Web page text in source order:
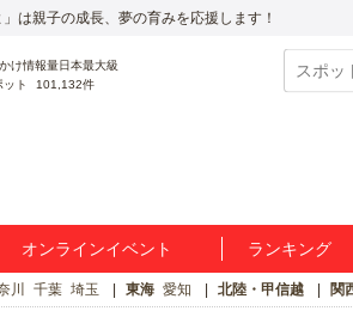
は親子の成長、夢の育みを応援します！
ット 101,132件
オンラインイベント ランキング
川 千葉 埼玉 東海 愛知 北陸・甲信越 関